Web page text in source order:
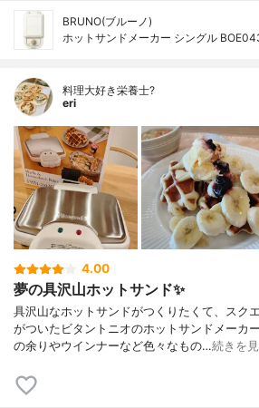
BRUNO(ブルーノ)
ホットサンドメーカー シングル
料理大好き栄養士?
eri
4.00
夢の具沢山ホットサンド✨
具沢山なホットサンドがつくりたくて、スク
がついたビタントニオのホットサンドメーカ
の余りやウインナーなど色々なもの…続きを